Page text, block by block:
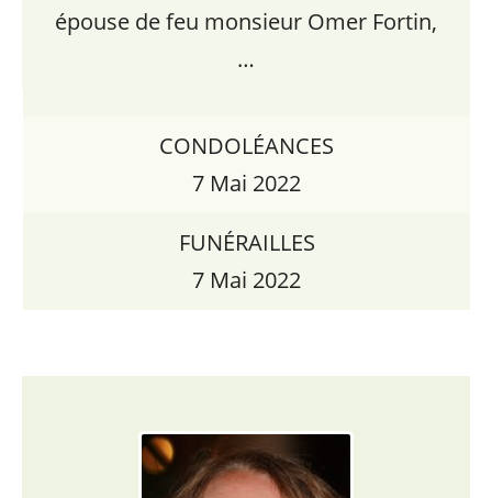
épouse de feu monsieur Omer Fortin,
…
CONDOLÉANCES
7 Mai 2022
FUNÉRAILLES
7 Mai 2022